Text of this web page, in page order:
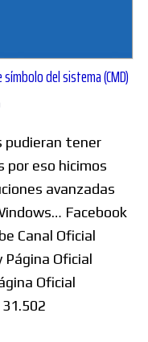
del sistema (CMD)
pudieran tener
por eso hicimos
avanzadas
Facebook
Canal Oficial
Página Oficial
Oficial